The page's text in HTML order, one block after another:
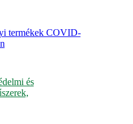
termékek COVID-
és